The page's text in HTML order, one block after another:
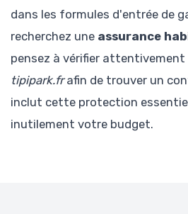
dans les formules d'entrée de
recherchez une assurance
pensez à vérifier
tipipark.frafin de trouver un
inclut cette protection
inutilement votre budget.